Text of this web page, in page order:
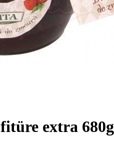
extra 680g